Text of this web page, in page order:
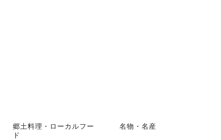
郷土料理・ローカルフー
ド
名物・名産